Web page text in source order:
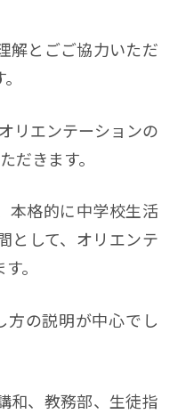
解とごご協力いただ
リエンテーションの
だきます。
本格的に中学校生活
として、オリエンテ
。
方の説明が中心でし
和、教務部、生徒指